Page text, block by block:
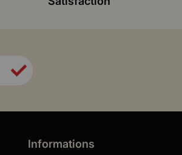
Informations